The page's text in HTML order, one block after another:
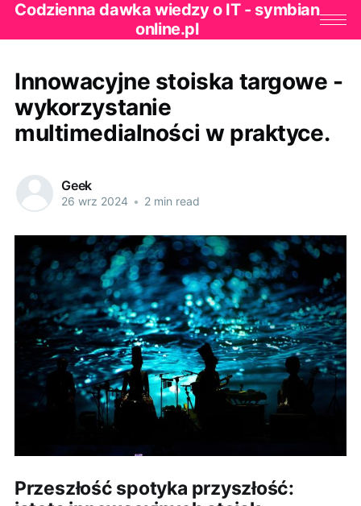
Codzienna dawka wiedzy o IT - symbian
online.pl
Innowacyjne stoiska targowe -
wykorzystanie
multimedialności w praktyce.
Geek
26 wrz 2024 • 2 min read
Przeszłość spotyka przyszłość: